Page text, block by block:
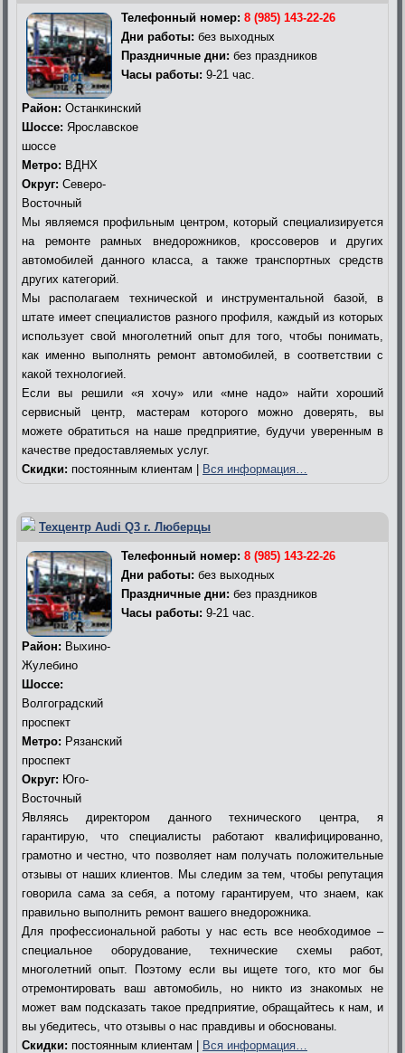
Телефонный номер: 8 (985) 143-22-26
Дни работы: без выходных
Праздничные дни: без праздников
Часы работы: 9-21 час.
Район: Останкинский
Шоссе: Ярославское
шоссе
Метро: ВДНХ
Округ: Северо-
Восточный
Мы являемся профильным центром, который специализируется
на ремонте рамных внедорожников, кроссоверов и других
автомобилей данного класса, а также транспортных средств
других категорий.
Мы располагаем технической и инструментальной базой, в
штате имеет специалистов разного профиля, каждый из которых
использует свой многолетний опыт для того, чтобы понимать,
как именно выполнять ремонт автомобилей, в соответствии с
какой технологией.
Если вы решили «я хочу» или «мне надо» найти хороший
сервисный центр, мастерам которого можно доверять, вы
можете обратиться на наше предприятие, будучи уверенным в
качестве предоставляемых услуг.
Скидки: постоянным клиентам | Вся информация…
Техцентр Audi Q3 г. Люберцы
Телефонный номер: 8 (985) 143-22-26
Дни работы: без выходных
Праздничные дни: без праздников
Часы работы: 9-21 час.
Район: Выхино-
Жулебино
Шоссе:
Волгоградский
проспект
Метро: Рязанский
проспект
Округ: Юго-
Восточный
Являясь директором данного технического центра, я
гарантирую, что специалисты работают квалифицированно,
грамотно и честно, что позволяет нам получать положительные
отзывы от наших клиентов. Мы следим за тем, чтобы репутация
говорила сама за себя, а потому гарантируем, что знаем, как
правильно выполнить ремонт вашего внедорожника.
Для профессиональной работы у нас есть все необходимое –
специальное оборудование, технические схемы работ,
многолетний опыт. Поэтому если вы ищете того, кто мог бы
отремонтировать ваш автомобиль, но никто из знакомых не
может вам подсказать такое предприятие, обращайтесь к нам, и
вы убедитесь, что отзывы о нас правдивы и обоснованы.
Скидки: постоянным клиентам | Вся информация…